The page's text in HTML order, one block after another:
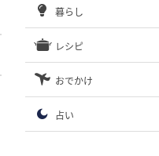
暮らし
レシピ
おでかけ
占い